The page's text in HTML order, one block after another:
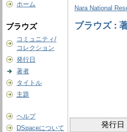
ホーム
ブラウズ
コミュニティ/
コレクション
発行日
著者
タイトル
主題
ヘルプ
DSpaceについて
Nara National
ブラウズ :
発行日